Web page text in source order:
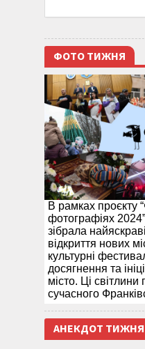
ФОТО ТИЖНЯ
В рамках проєкту
фотографіях
зібрала
відкриття нових
культурні
досягнення та
місто. Ці
сучасного
АНЕКДОТ ТИЖНЯ